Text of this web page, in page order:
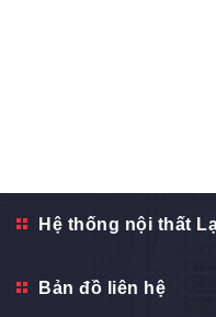
Hệ thống nội thất
Bản đồ liên hệ